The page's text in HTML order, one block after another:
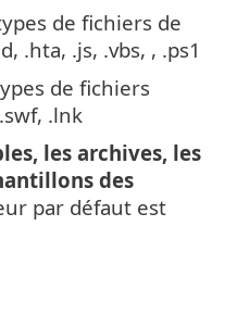
de fichiers de
.hta, .js, .vbs, , .ps1
de fichiers
.lnk
les archives, les
des
par défaut est